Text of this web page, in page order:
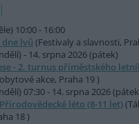
10:00 - 16:00
dne lvů (Festivaly a slavnosti,
- 14. srpna 2026 (pátek)
- 2. turnus příměstského
akce, Praha 19 )
07:30 - 14. srpna 2026
léto (8-11 let)
18 )